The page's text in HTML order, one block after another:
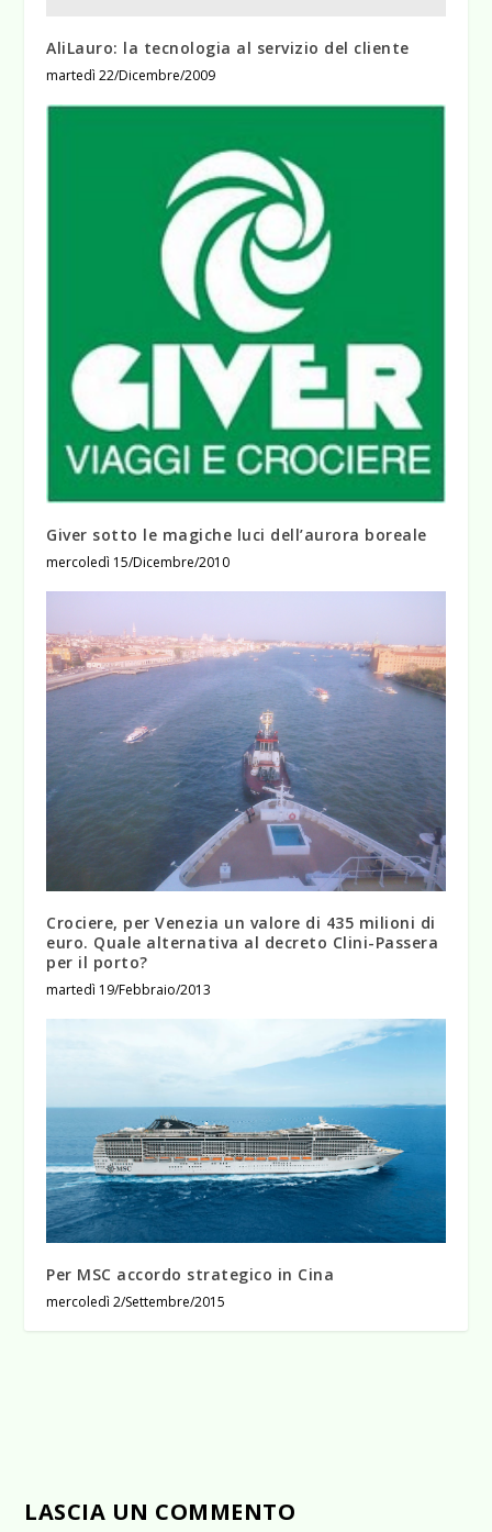
AliLauro: la tecnologia al servizio del cliente
martedì 22/Dicembre/2009
Giver sotto le magiche luci dell’aurora boreale
mercoledì 15/Dicembre/2010
Crociere, per Venezia un valore di 435 milioni di
euro. Quale alternativa al decreto Clini-Passera
per il porto?
martedì 19/Febbraio/2013
Per MSC accordo strategico in Cina
mercoledì 2/Settembre/2015
LASCIA UN COMMENTO